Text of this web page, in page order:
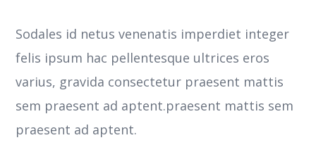
Sodales id netus venenatis imperdiet integer
felis ipsum hac pellentesque ultrices eros
varius, gravida consectetur praesent mattis
sem praesent ad aptent.praesent mattis sem
praesent ad aptent.